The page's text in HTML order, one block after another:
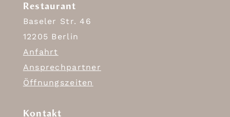
Restaurant
Baseler Str. 46
12205 Berlin
Anfahrt
Ansprechpartner
Öffnungszeiten
Kontakt